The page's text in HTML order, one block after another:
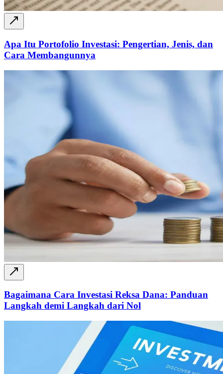
Apa Itu Portofolio Investasi: Pengertian, Jenis, dan
Cara Membangunnya
Bagaimana Cara Investasi Reksa Dana: Panduan
Langkah demi Langkah dari Nol